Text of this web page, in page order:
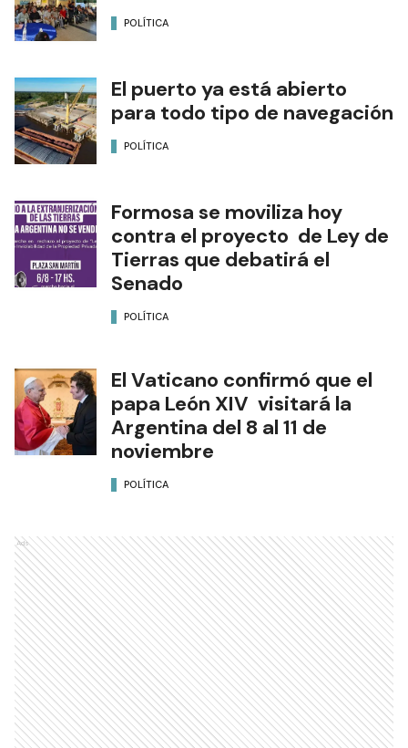
POLÍTICA
El puerto ya está abierto
para todo tipo de navegación
POLÍTICA
Formosa se moviliza hoy
contra el proyecto de Ley de
Tierras que debatirá el
Senado
POLÍTICA
El Vaticano confirmó que el
papa León XIV visitará la
Argentina del 8 al 11 de
noviembre
POLÍTICA
Ads